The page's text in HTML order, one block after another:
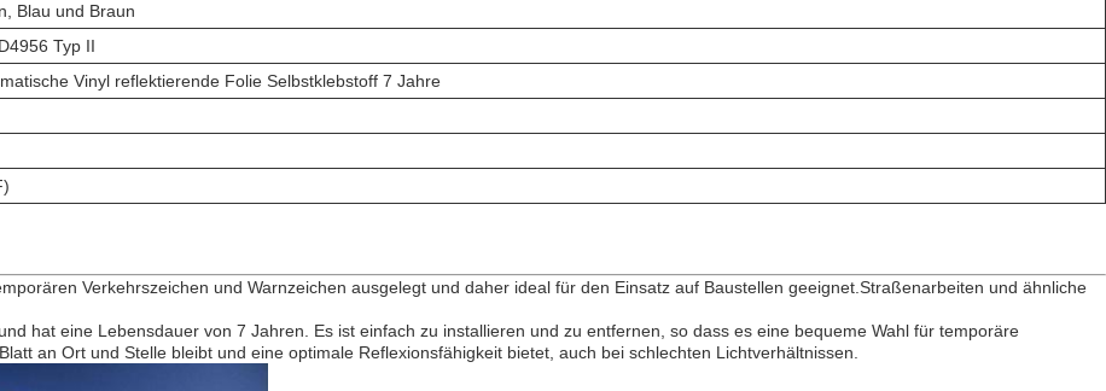
Blau und Braun
Typ II
Vinyl reflektierende Folie Selbstklebstoff 7 Jahre
Verkehrszeichen und Warnzeichen ausgelegt und daher ideal für den Einsatz auf Baustellen geeignet.Straßenarbeiten und ähnliche
hat eine Lebensdauer von 7 Jahren. Es ist einfach zu installieren und zu entfernen, so dass es eine bequeme Wahl für temporäre
an Ort und Stelle bleibt und eine optimale Reflexionsfähigkeit bietet, auch bei schlechten Lichtverhältnissen.